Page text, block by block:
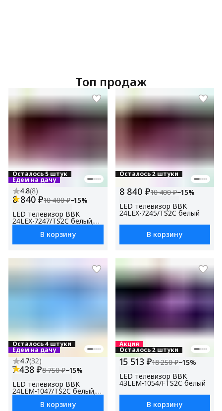
Топ продаж
Осталось 5 штук
Едем на дачу
4.8(8)
8 840 ₽10 400 ₽−15%
LED телевизор BBK
24LEX-7247/TS2C белый,
24", HD Ready, Яндекс ТВ
В корзину
Осталось 2 штуки
8 840 ₽10 400 ₽−15%
LED телевизор BBK
24LEX-7245/TS2C белый
В корзину
Осталось 4 штуки
Едем на дачу
4.7(32)
7 438 ₽8 750 ₽−15%
LED телевизор BBK
24LEM-1047/TS2C белый,
24", HD Ready
В корзину
Акция
Осталось 2 штуки
15 513 ₽18 250 ₽−15%
LED телевизор BBK
43LEM-1054/FTS2C белый
В корзину